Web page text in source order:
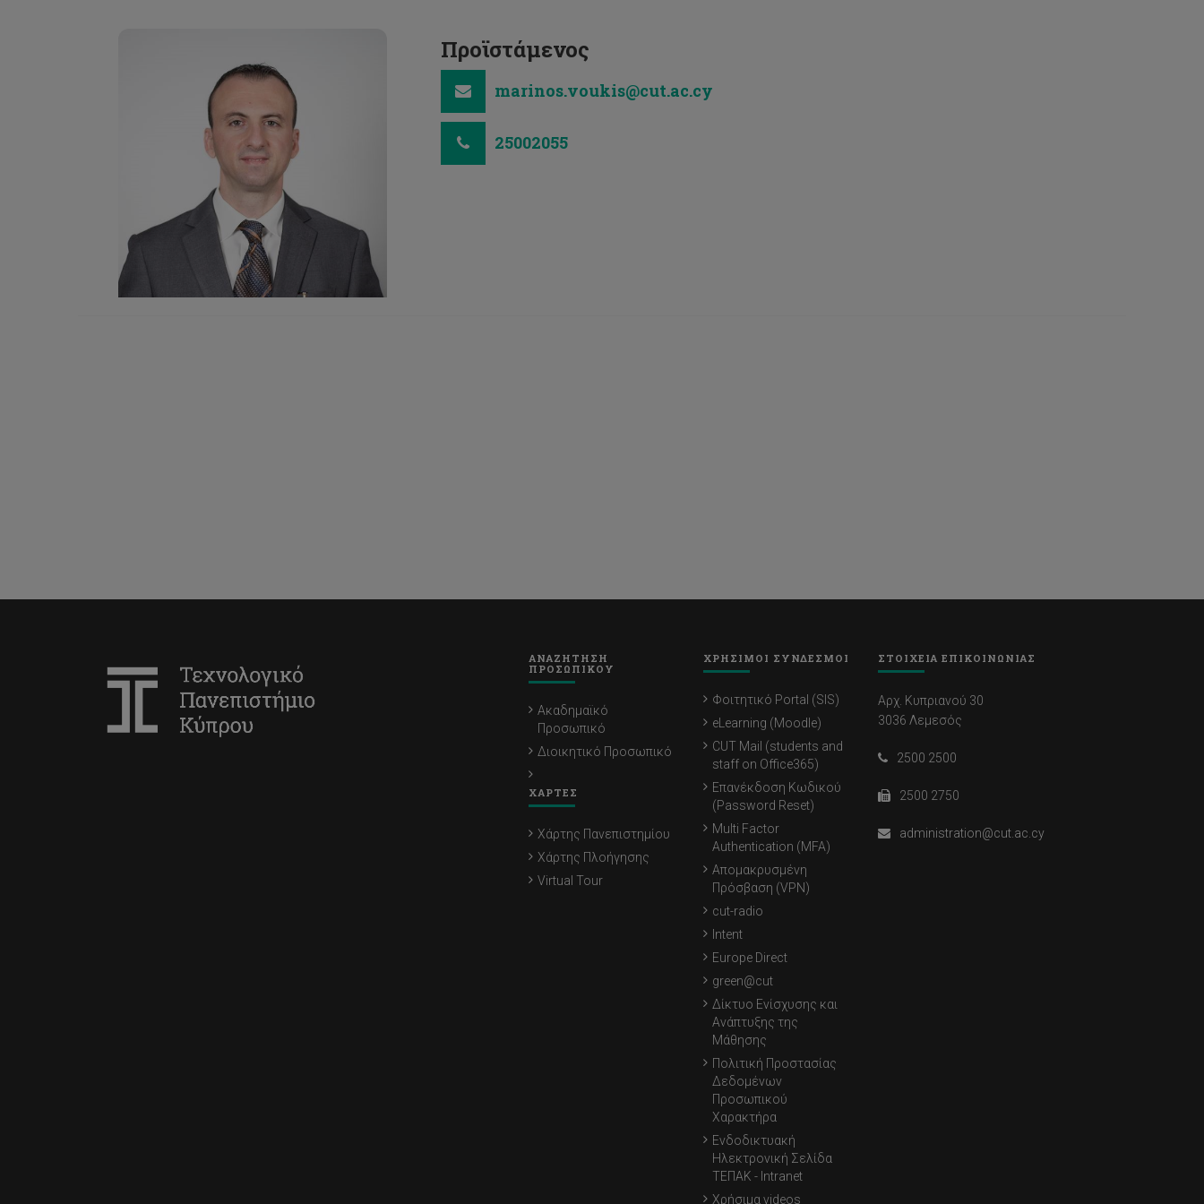
Προϊστάμενος
marinos.voukis@cut.ac.cy
25002055
ΑΝΑΖΗΤΗΣΗ
ΠΡΟΣΩΠΙΚΟΥ
Ακαδημαϊκό
Προσωπικό
Διοικητικό Προσωπικό
ΧΑΡΤΕΣ
Χάρτης Πανεπιστημίου
Χάρτης Πλοήγησης
Virtual Tour
ΧΡΗΣΙΜΟΙ ΣΥΝΔΕΣΜΟΙ
Φοιτητικό Portal (SIS)
eLearning (Moodle)
CUT Mail (students and
staff on Office365)
Επανέκδοση Κωδικού
(Password Reset)
Multi Factor
Authentication (MFA)
Απομακρυσμένη
Πρόσβαση (VPN)
cut-radio
Intent
Europe Direct
green@cut
Δίκτυο Ενίσχυσης και
Ανάπτυξης της
Μάθησης
Πολιτική Προστασίας
Δεδομένων
Προσωπικού
Χαρακτήρα
Ενδοδικτυακή
Ηλεκτρονική Σελίδα
ΤΕΠΑΚ - Intranet
Χρήσιμα videos
ΣΤΟΙΧΕΙΑ ΕΠΙΚΟΙΝΩΝΙΑΣ
Αρχ. Κυπριανού 30
3036 Λεμεσός
2500 2500
2500 2750
administration@cut.ac.cy